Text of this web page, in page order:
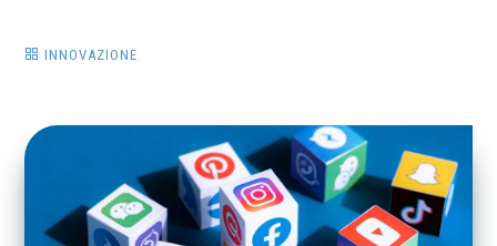
INNOVAZIONE